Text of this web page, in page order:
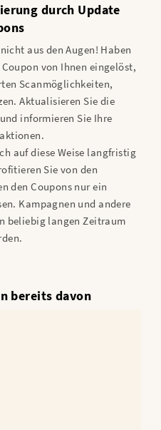
durch Update
aus den Augen! Haben
von Ihnen eingelöst,
Scanmöglichkeiten,
Aktualisieren Sie die
informieren Sie Ihre
auf diese Weise langfristig
Sie von den
den Coupons nur ein
Kampagnen und andere
beliebig langen Zeitraum
bereits davon